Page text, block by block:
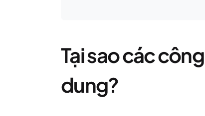
Tại sao các
dung?